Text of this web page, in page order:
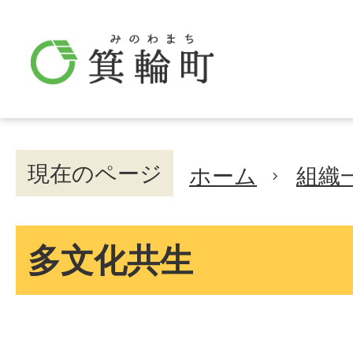
現在のページ ホーム 組織
多文化共生